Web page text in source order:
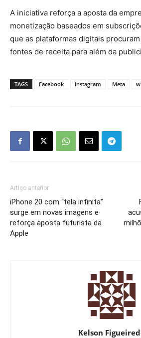
A iniciativa reforça a aposta da
monetização baseados em
que as plataformas digitais
fontes de receita para além da
TAGS Facebook instagram Meta
Artigo anterior
iPhone 20 com “tela infinita”
surge em novas imagens e
reforça aposta futurista da
Apple
Kelson